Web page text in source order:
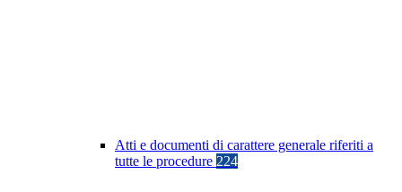
Atti e documenti di carattere generale riferiti a
tutte le procedure 224